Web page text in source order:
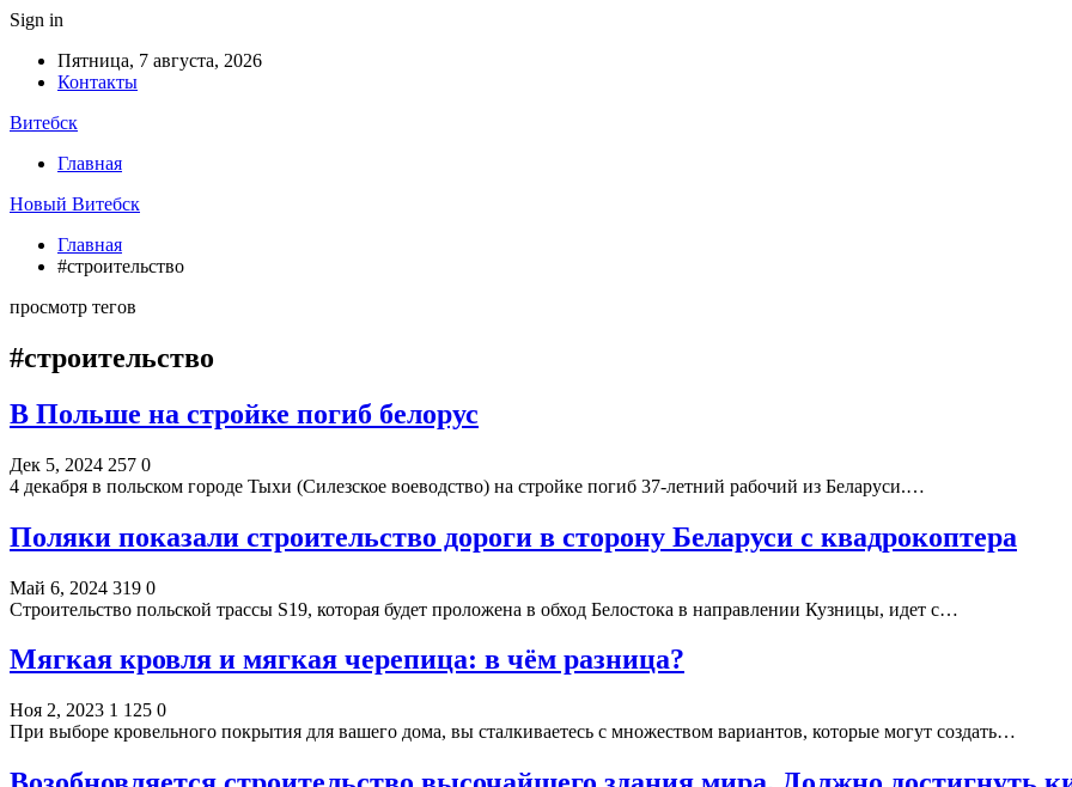
Sign in
Пятница, 7 августа, 2026
Контакты
Витебск
Главная
Новый Витебск
Главная
#строительство
просмотр тегов
#строительство
В Польше на стройке погиб белорус
Дек 5, 2024 257 0
4 декабря в польском городе Тыхи (Силезское воеводство) на стройке погиб 37-летний рабочий из Беларуси.…
Поляки показали строительство дороги в сторону Беларуси с квадрокоптера
Май 6, 2024 319 0
Строительство польской трассы S19, которая будет проложена в обход Белостока в направлении Кузницы, идет с…
Мягкая кровля и мягкая черепица: в чём разница?
Ноя 2, 2023 1 125 0
При выборе кровельного покрытия для вашего дома, вы сталкиваетесь с множеством вариантов, которые могут создать…